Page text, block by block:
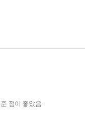
점이 좋았음